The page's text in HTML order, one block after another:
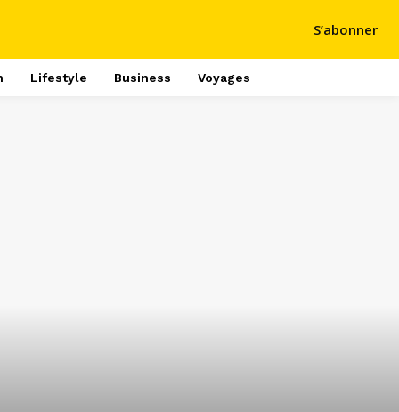
S’abonner
Lifestyle Business Voyages